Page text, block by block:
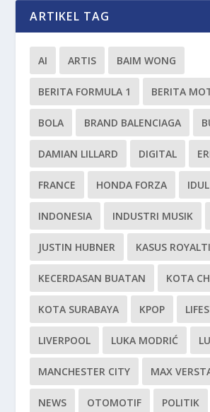
ARTIKEL TAG
AI ARTIS BAIM WONG
BERITA FORMULA 1 BERITA
BOLA BRAND BALENCIAGA
DAMIAN LILLARD DIGITAL
FRANCE HONDA FORZA
INDONESIA INDUSTRI MUSIK
JUSTIN HUBNER KASUS
KECERDASAN BUATAN KOTA
KOTA SURABAYA KPOP
LIVERPOOL LUKA MODRIĆ
MANCHESTER CITY MAX
NEWS OTOMOTIF POLITIK